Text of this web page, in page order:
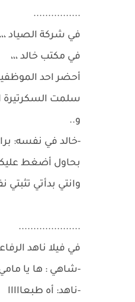
................
في شركة الصياد
في مكتب خالد ،،،
أحضر احد
سلمت السكرتيرة
و..
-خالد في نفسه:
بحاول أضغط
وانتي بدأتي
.....................
في فيلا ناهد
-شاهي : ها يا
-ناهد: أه طبعااااا